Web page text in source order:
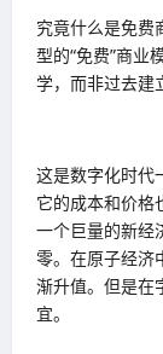
究竟什么是免费
型的“免费”商业
学，而非过去建
这是数字化时代
它的成本和价格
一个巨量的新经
零。在原子经济
渐升值。但是在
宜。